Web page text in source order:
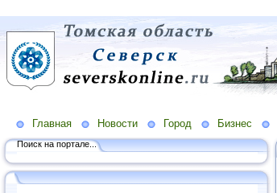
Главная Новости Город Бизнес
Поиск на портале...